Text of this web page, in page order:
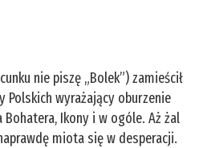
nie piszę „Bolek”) zamieścił
Polskich wyrażający oburzenie
Ikony i w ogóle. Aż żal
miota się w desperacji.